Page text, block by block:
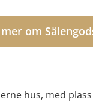
om
hus, med